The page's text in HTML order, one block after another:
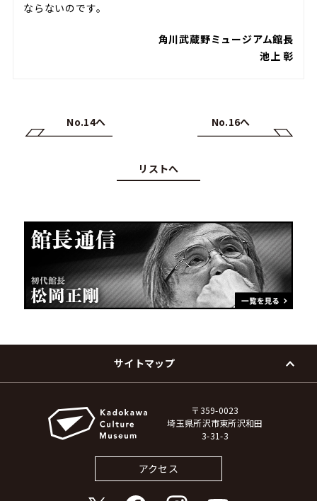
ならないのです。
角川武蔵野ミュージアム館長
池上 彰
No.14へ
リストへ
No.16へ
サイトマップ
〒359-0023
埼玉県所沢市東所沢和田
3-31-3
アクセス